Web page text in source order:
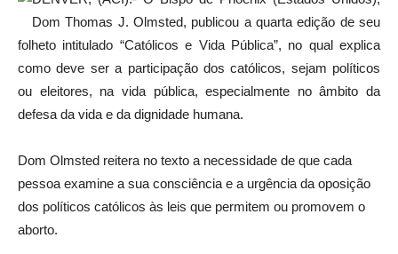
Dom Thomas J. Olmsted, publicou a quarta edição de seu
folheto intitulado “Católicos e Vida Pública”, no qual explica
como deve ser a participação dos católicos, sejam políticos
ou eleitores, na vida pública, especialmente no âmbito da
defesa da vida e da dignidade humana.
Dom Olmsted reitera no texto a necessidade de que cada
pessoa examine a sua consciência e a urgência da oposição
dos políticos católicos às leis que permitem ou promovem o
aborto.